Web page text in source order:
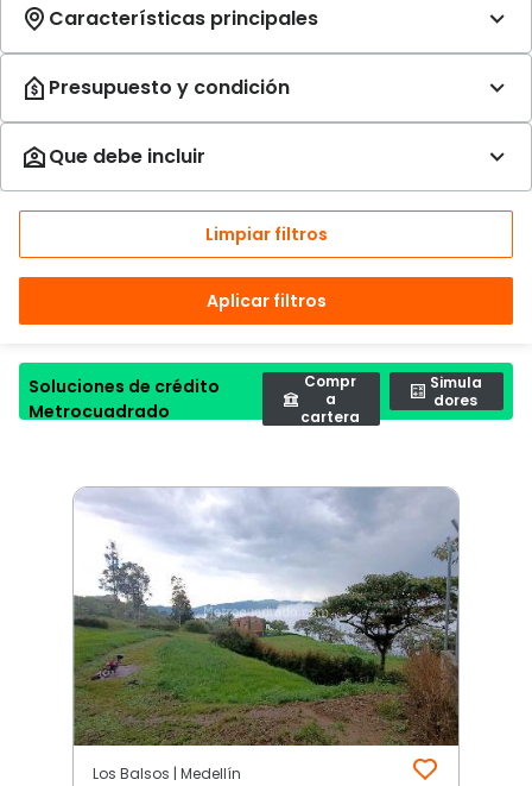
Limpiar filtros
Aplicar filtros
Soluciones de crédito
Metrocuadrado
Compr
a
cartera
Simula
dores
Los Balsos | Medellín